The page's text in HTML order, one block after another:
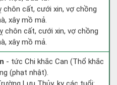
chôn cất, cưới xin, vợ chồng
xây mồ mả.
chôn cất, cưới xin, vợ chồng
xây mồ mả.
- tức Chi khắc Can (Thổ khắc
(phạt nhật).